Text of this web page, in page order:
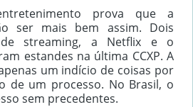
prova que a
ser mais bem assim. Dois
de streaming, a Netflix e o
estandes na última CCXP. A
um indício de coisas por
de um processo. No Brasil, o
sem precedentes.